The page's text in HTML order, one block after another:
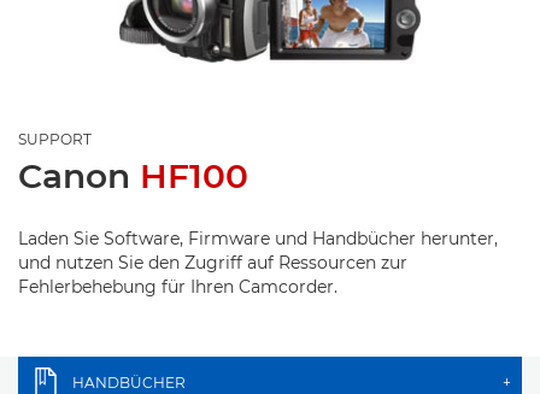
SUPPORT
Canon HF100
Laden Sie Software, Firmware und Handbücher herunter,
und nutzen Sie den Zugriff auf Ressourcen zur
Fehlerbehebung für Ihren Camcorder.
HANDBÜCHER +